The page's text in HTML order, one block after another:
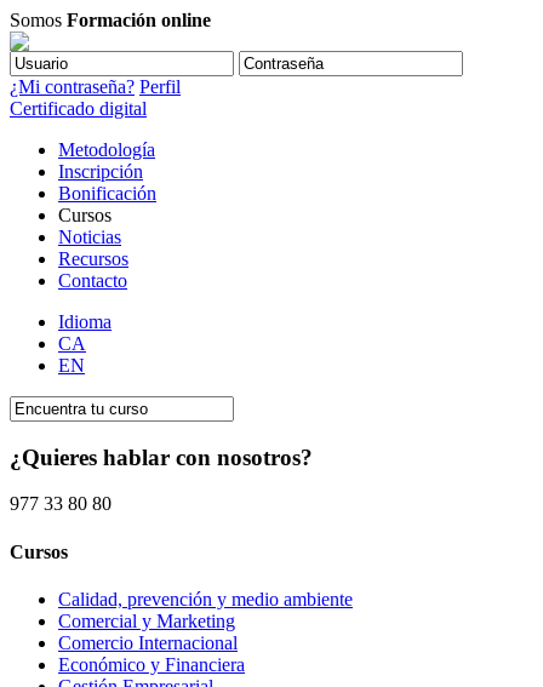
Somos Formación online
¿Mi contraseña? Perfil
Certificado digital
Metodología
Inscripción
Bonificación
Cursos
Noticias
Recursos
Contacto
Idioma
CA
EN
¿Quieres hablar con nosotros?
977 33 80 80
Cursos
Calidad, prevención y medio ambiente
Comercial y Marketing
Comercio Internacional
Económico y Financiera